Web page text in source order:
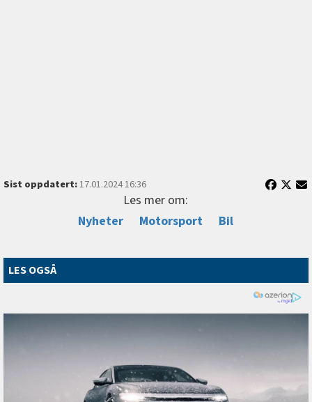
Sist oppdatert:17.01.2024 16:36
Les mer om:
Nyheter
Motorsport Bil
LES OGSÅ